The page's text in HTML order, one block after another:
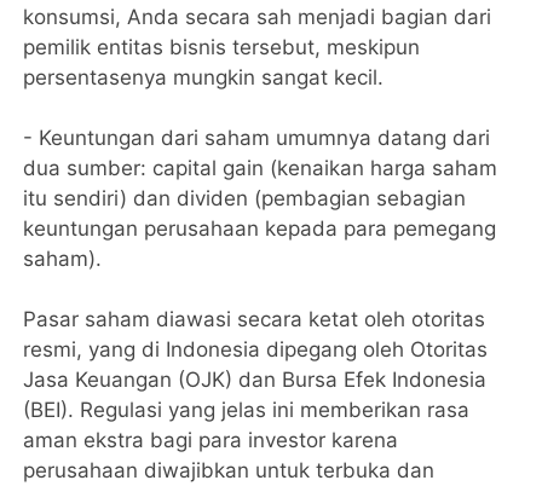
konsumsi, Anda secara sah menjadi bagian dari
pemilik entitas bisnis tersebut, meskipun
persentasenya mungkin sangat kecil.
- ​Keuntungan dari saham umumnya datang dari
dua sumber: capital gain (kenaikan harga saham
itu sendiri) dan dividen (pembagian sebagian
keuntungan perusahaan kepada para pemegang
saham).
Pasar saham diawasi secara ketat oleh otoritas
resmi, yang di Indonesia dipegang oleh Otoritas
Jasa Keuangan (OJK) dan Bursa Efek Indonesia
(BEI). Regulasi yang jelas ini memberikan rasa
aman ekstra bagi para investor karena
perusahaan diwajibkan untuk terbuka dan